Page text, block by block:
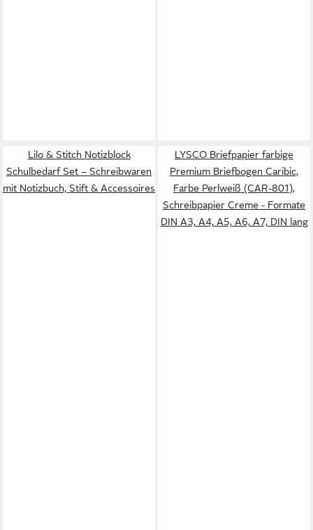
Lilo & Stitch Notizblock
Schulbedarf Set – Schreibwaren
mit Notizbuch, Stift & Accessoires
LYSCO Briefpapier farbige
Premium Briefbogen Caribic,
Farbe Perlweiß (CAR-801),
Schreibpapier Creme - Formate
DIN A3, A4, A5, A6, A7, DIN lang